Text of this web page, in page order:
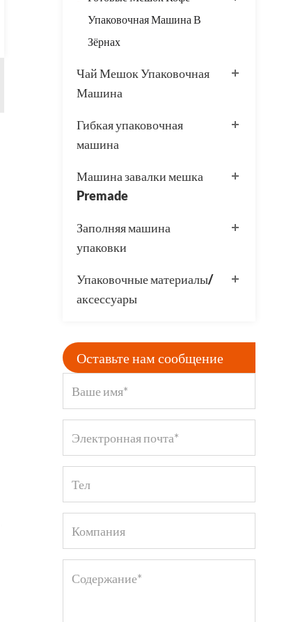
Упаковочная Машина В
Зёрнах
Чай Мешок Упаковочная
Машина
Гибкая упаковочная
машина
Машина завалки мешка
Premade
Заполняя машина
упаковки
Упаковочные материалы/
аксессуары
Оставьте нам сообщение